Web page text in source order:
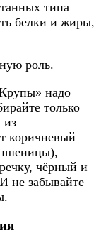
типа
белки и жиры,
роль.
надо
только
из
коричневый
пшеницы),
чёрный и
не забывайте